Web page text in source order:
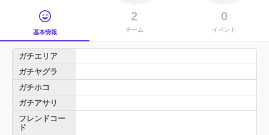
基本情報
2
チーム
0
イベント
ガチエリア
ガチヤグラ
ガチホコ
ガチアサリ
フレンドコー
ド